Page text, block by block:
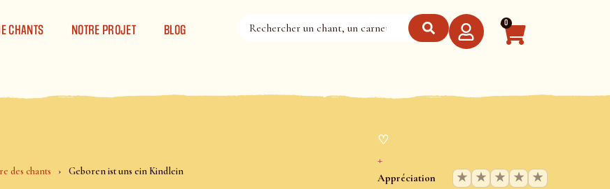
CHANTS NOTRE PROJET BLOG 0
des chants Geboren ist uns ein Kindlein
♡
+
Appréciation ★ ★ ★ ★ ★